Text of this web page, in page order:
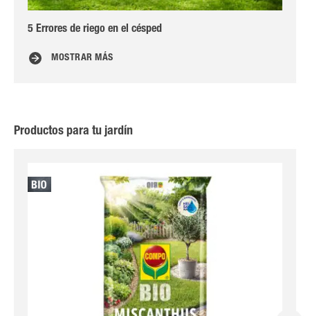
5 Errores de riego en el césped
MOSTRAR MÁS
Productos para tu jardín